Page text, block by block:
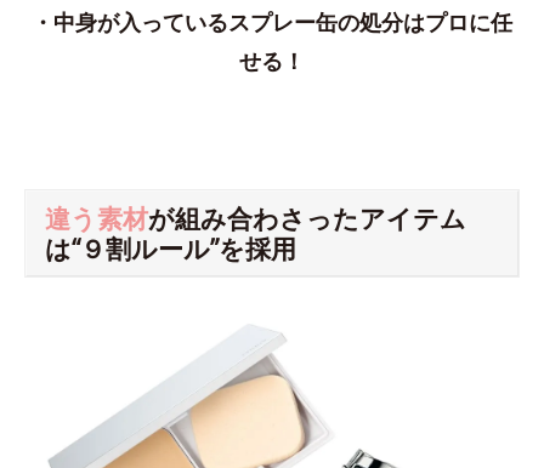
・中身が入っているスプレー缶の処分はプロに任
せる！
違う素材が組み合わさったアイテム
は“９割ルール”を採用